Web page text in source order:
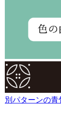
別パターンの